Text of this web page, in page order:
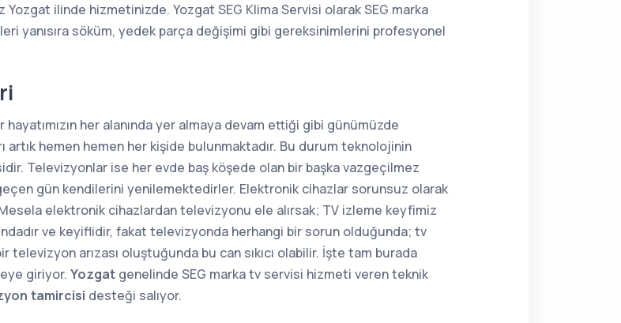
ilinde hizmetinizde. Yozgat SEG Klima Servisi olarak SEG marka
yanısıra söküm, yedek parça değişimi gibi gereksinimlerini profesyonel
her alanında yer almaya devam ettiği gibi günümüzde
artık hemen hemen her kişide bulunmaktadır. Bu durum teknolojinin
Televizyonlar ise her evde baş köşede olan bir başka vazgeçilmez
gün kendilerini yenilemektedirler. Elektronik cihazlar sorunsuz olarak
elektronik cihazlardan televizyonu ele alırsak; TV izleme keyfimiz
ve keyiflidir, fakat televizyonda herhangi bir sorun olduğunda; tv
arızası oluştuğunda bu can sıkıcı olabilir. İşte tam burada
giriyor. Yozgat genelinde SEG marka tv servisi hizmeti veren teknik
tamircisi desteği salıyor.